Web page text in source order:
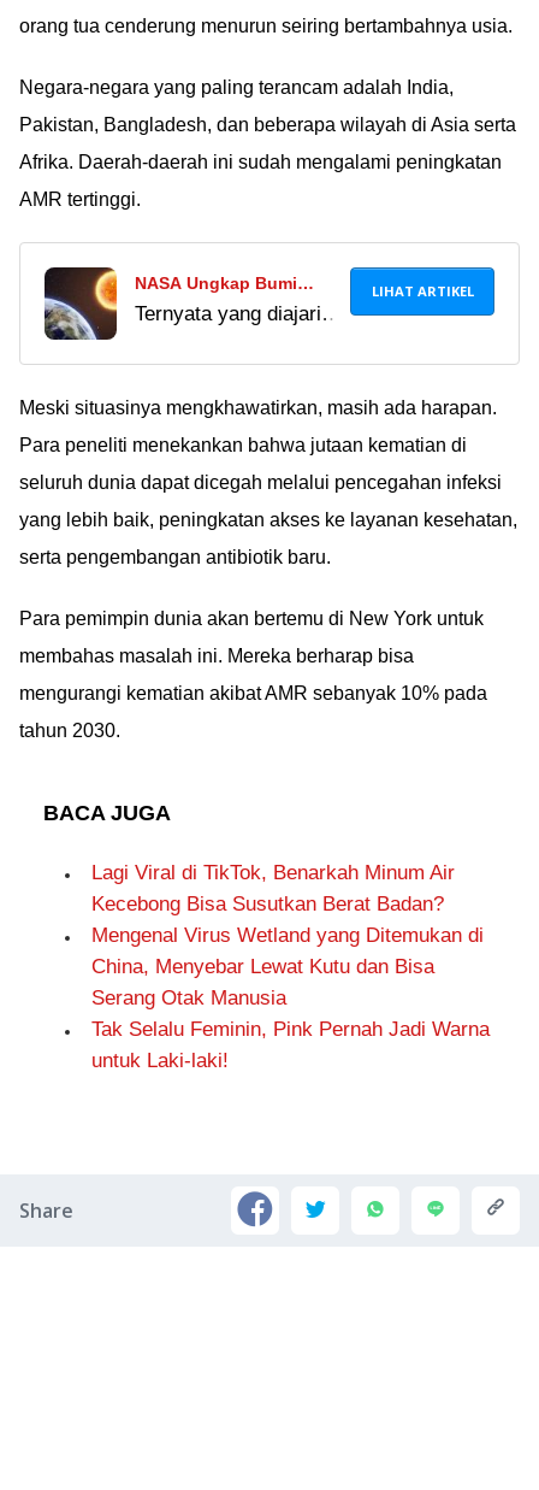
orang tua cenderung menurun seiring bertambahnya usia.
Negara-negara yang paling terancam adalah India,
Pakistan, Bangladesh, dan beberapa wilayah di Asia serta
Afrika. Daerah-daerah ini sudah mengalami peningkatan
AMR tertinggi.
NASA Ungkap Bumi
Sebenarnya Tidak
Ternyata yang diajarin
tepat, geng. Di umur
berapa kamu baru tahu
fakta ini??
LIHAT ARTIKEL
Meski situasinya mengkhawatirkan, masih ada harapan.
Para peneliti menekankan bahwa jutaan kematian di
seluruh dunia dapat dicegah melalui pencegahan infeksi
yang lebih baik, peningkatan akses ke layanan kesehatan,
serta pengembangan antibiotik baru.
Para pemimpin dunia akan bertemu di New York untuk
membahas masalah ini. Mereka berharap bisa
mengurangi kematian akibat AMR sebanyak 10% pada
tahun 2030.
BACA JUGA
Lagi Viral di TikTok, Benarkah Minum Air
Kecebong Bisa Susutkan Berat Badan?
Mengenal Virus Wetland yang Ditemukan di
China, Menyebar Lewat Kutu dan Bisa
Serang Otak Manusia
Tak Selalu Feminin, Pink Pernah Jadi Warna
untuk Laki-laki!
Share